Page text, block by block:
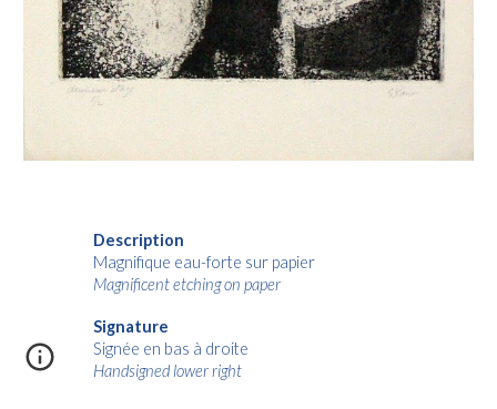
Description
Magnifique eau-forte sur papier
Magnificent etching on paper
Signature
Signée en bas à droite
Handsigned lower right